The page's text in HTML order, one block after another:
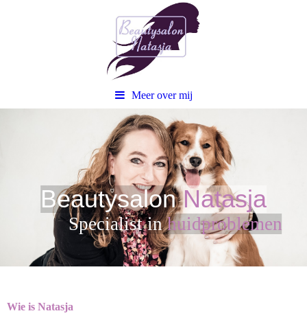
Meer over mij
Beautysalon Natasja
Specialist inhuidproblemen
Wie is Natasja